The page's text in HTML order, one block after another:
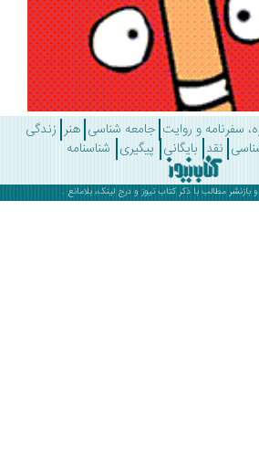
و روایت جامعه شناسی هنر زندگی
نقد بایگانی پیگیری شناسنامه
با ذکرکتاب نیوز و درج لینک، بلامانع .